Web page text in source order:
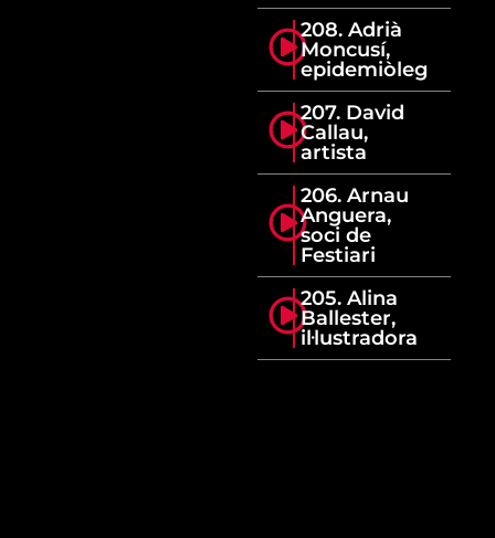
208. Adrià
Moncusí,
epidemiòleg
207. David
Callau,
artista
206. Arnau
Anguera,
soci de
Festiari
205. Alina
Ballester,
il·lustradora